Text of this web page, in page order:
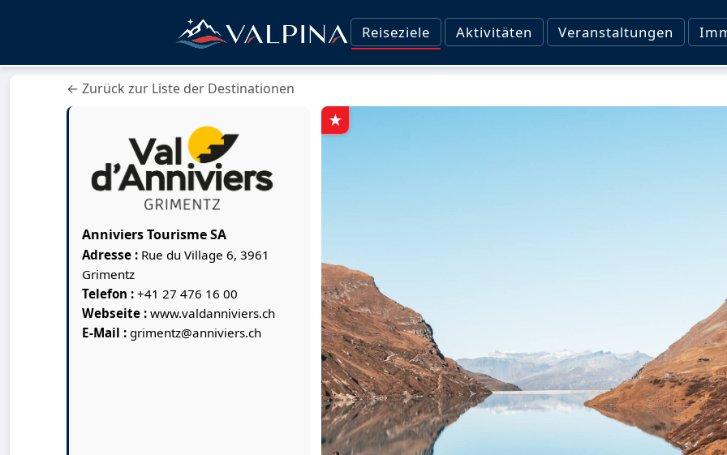
Reiseziele Aktivitäten Veranstaltungen
← Zurück zur Liste der Destinationen
Anniviers Tourisme SA
Adresse : Rue du Village 6, 3961
Grimentz
Telefon : +41 27 476 16 00
Webseite : www.valdanniviers.ch
E-Mail : grimentz@anniviers.ch